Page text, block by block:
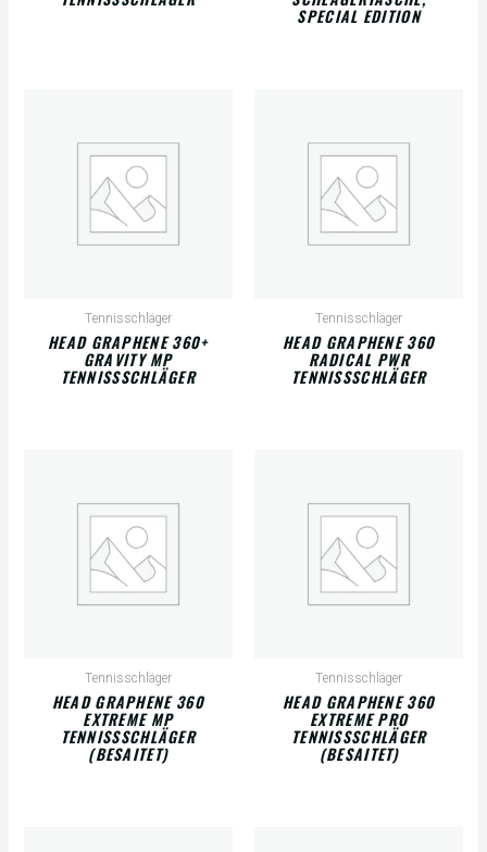
SPECIAL EDITION
Tennisschläger
HEAD GRAPHENE 360+
GRAVITY MP
TENNISSSCHLÄGER
Tennisschläger
HEAD GRAPHENE 360
RADICAL PWR
TENNISSSCHLÄGER
Tennisschläger
HEAD GRAPHENE 360
EXTREME MP
TENNISSSCHLÄGER
(BESAITET)
Tennisschläger
HEAD GRAPHENE 360
EXTREME PRO
TENNISSSCHLÄGER
(BESAITET)